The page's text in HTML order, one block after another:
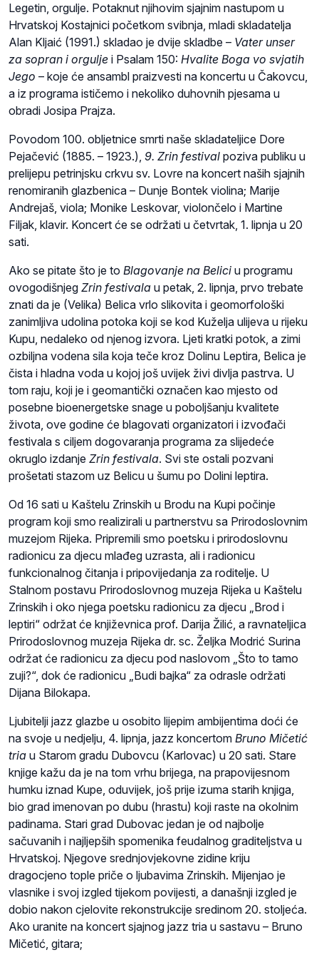
Legetin, orgulje. Potaknut njihovim sjajnim nastupom u
Hrvatskoj Kostajnici početkom svibnja, mladi skladatelja
Alan Kljaić (1991.) skladao je dvije skladbe – Vater unser
za sopran i orgulje i Psalam 150: Hvalite Boga vo svjatih
Jego – koje će ansambl praizvesti na koncertu u Čakovcu,
a iz programa ističemo i nekoliko duhovnih pjesama u
obradi Josipa Prajza.
Povodom 100. obljetnice smrti naše skladateljice Dore
Pejačević (1885. – 1923.), 9. Zrin festival poziva publiku u
prelijepu petrinjsku crkvu sv. Lovre na koncert naših sjajnih
renomiranih glazbenica – Dunje Bontek violina; Marije
Andrejaš, viola; Monike Leskovar, violončelo i Martine
Filjak, klavir. Koncert će se održati u četvrtak, 1. lipnja u 20
sati.
Ako se pitate što je to Blagovanje na Belici u programu
ovogodišnjeg Zrin festivala u petak, 2. lipnja, prvo trebate
znati da je (Velika) Belica vrlo slikovita i geomorfološki
zanimljiva udolina potoka koji se kod Kuželja ulijeva u rijeku
Kupu, nedaleko od njenog izvora. Ljeti kratki potok, a zimi
ozbiljna vodena sila koja teče kroz Dolinu Leptira, Belica je
čista i hladna voda u kojoj još uvijek živi divlja pastrva. U
tom raju, koji je i geomantički označen kao mjesto od
posebne bioenergetske snage u poboljšanju kvalitete
života, ove godine će blagovati organizatori i izvođači
festivala s ciljem dogovaranja programa za slijedeće
okruglo izdanje Zrin festivala. Svi ste ostali pozvani
prošetati stazom uz Belicu u šumu po Dolini leptira.
Od 16 sati u Kaštelu Zrinskih u Brodu na Kupi počinje
program koji smo realizirali u partnerstvu sa Prirodoslovnim
muzejom Rijeka. Pripremili smo poetsku i prirodoslovnu
radionicu za djecu mlađeg uzrasta, ali i radionicu
funkcionalnog čitanja i pripovijedanja za roditelje. U
Stalnom postavu Prirodoslovnog muzeja Rijeka u Kaštelu
Zrinskih i oko njega poetsku radionicu za djecu „Brod i
leptiri“ održat će književnica prof. Darija Žilić, a ravnateljica
Prirodoslovnog muzeja Rijeka dr. sc. Željka Modrić Surina
održat će radionicu za djecu pod naslovom „Što to tamo
zuji?“, dok će radionicu „Budi bajka“ za odrasle održati
Dijana Bilokapa.
Ljubitelji jazz glazbe u osobito lijepim ambijentima doći će
na svoje u nedjelju, 4. lipnja, jazz koncertom Bruno Mičetić
tria u Starom gradu Dubovcu (Karlovac) u 20 sati. Stare
knjige kažu da je na tom vrhu brijega, na prapovijesnom
humku iznad Kupe, oduvijek, još prije izuma starih knjiga,
bio grad imenovan po dubu (hrastu) koji raste na okolnim
padinama. Stari grad Dubovac jedan je od najbolje
sačuvanih i najljepših spomenika feudalnog graditeljstva u
Hrvatskoj. Njegove srednjovjekovne zidine kriju
dragocjeno tople priče o ljubavima Zrinskih. Mijenjao je
vlasnike i svoj izgled tijekom povijesti, a današnji izgled je
dobio nakon cjelovite rekonstrukcije sredinom 20. stoljeća.
Ako uranite na koncert sjajnog jazz tria u sastavu – Bruno
Mičetić, gitara;